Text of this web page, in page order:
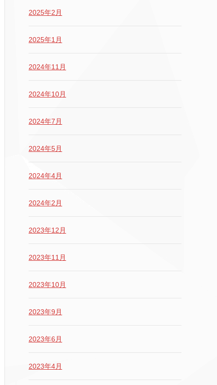
2025年2月
2025年1月
2024年11月
2024年10月
2024年7月
2024年5月
2024年4月
2024年2月
2023年12月
2023年11月
2023年10月
2023年9月
2023年6月
2023年4月